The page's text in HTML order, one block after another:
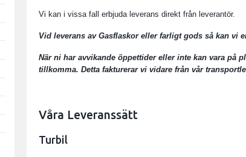
Vi kan i vissa fall erbjuda leverans direkt från leverantör.
Vid leverans av Gasflaskor eller farligt gods så kan vi
När ni har avvikande öppettider eller inte kan vara på
tillkomma. Detta fakturerar vi vidare från vår
Våra Leveranssätt
Turbil